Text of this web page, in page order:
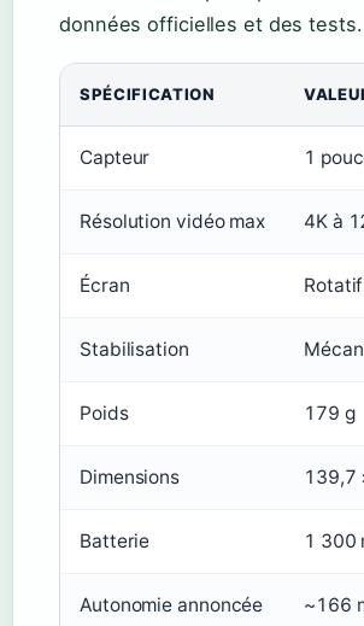
données officielles et des tests.
SPÉCIFICATION
Capteur 1
Résolution vidéo max 4K à
Écran
Stabilisation
Poids 179 g
Dimensions 139,7
Batterie 1 300
Autonomie annoncée ~166